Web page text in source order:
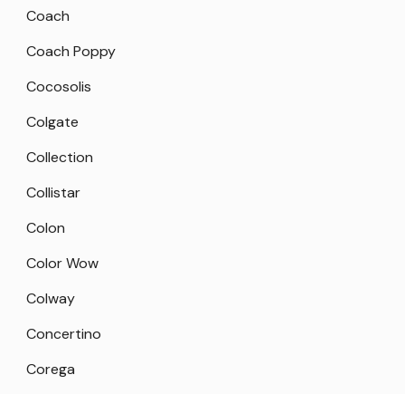
Coach
Coach Poppy
Cocosolis
Colgate
Collection
Collistar
Colon
Color Wow
Colway
Concertino
Corega